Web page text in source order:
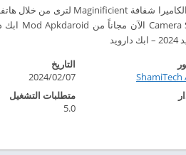
ShamiTech
التاريخ
2024/02/07
متطلبات التشغيل
5.0